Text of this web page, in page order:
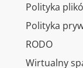
Polityka
Polityka
RODO
Wirtualny